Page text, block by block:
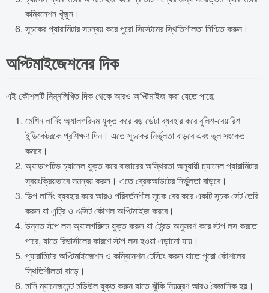
কম্বিনেশন খুঁজুন।
সূচকের প্যারামিটার সমন্বয় করে পুরো সিস্টেমের স্থিতিশীলতা নিশ্চিত করুন।
অপ্টিমাইজেশনের দিক
এই কৌশলটি নিম্নলিখিত দিক থেকে আরও অপ্টিমাইজ করা যেতে পারে:
মেশিন লার্নিং অ্যালগরিদম যুক্ত করে বড় ডেটা ব্যবহার করে বুলিশ-বেয়ারিশ
ইন্ডিকেটরকে প্রশিক্ষণ দিন। এতে সূচকের নির্ভুলতা বাড়বে এবং ভুল সংকেত
কমবে।
অ্যাডাপটিভ চ্যানেল যুক্ত করে বাজারের অস্থিরতা অনুযায়ী চ্যানেল প্যারামিটার
স্বয়ংক্রিয়ভাবে সমন্বয় করুন। এতে ব্রেকআউটের নির্ভুলতা বাড়বে।
ডিপ লার্নিং ব্যবহার করে আরও পরিবর্তনশীল সূচক বের করে একটি সূচক সেট তৈরি
করুন যা এন্ট্রি ও এক্সিট কৌশল অপ্টিমাইজ করবে।
উন্নত স্টপ লস অ্যালগরিদম যুক্ত করুন যা ট্রেন্ড অনুসরণ করে স্টপ লস করতে
পারে, যাতে রিভার্সালের কারণে স্টপ লস হওয়া এড়ানো যায়।
প্যারামিটার অপ্টিমাইজেশন ও কম্বিনেশন টেস্টিং করুন যাতে পুরো কৌশলের
স্থিতিশীলতা বাড়ে।
মানি ম্যানেজমেন্ট মডিউল যুক্ত করুন যাতে ঝুঁকি নিয়ন্ত্রণ আরও বৈজ্ঞানিক হয়।